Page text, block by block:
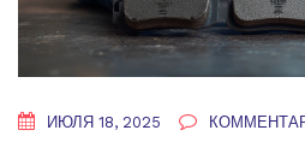
ИЮЛЯ 18, 2025